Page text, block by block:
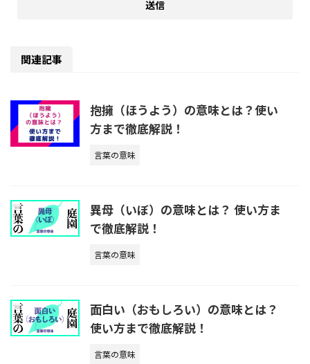
関連記事
抱擁（ほうよう）の意味とは？使い
方まで徹底解説！
言葉の意味
異母（いぼ）の意味とは？ 使い方ま
で徹底解説！
言葉の意味
面白い（おもしろい）の意味とは？
使い方まで徹底解説！
言葉の意味